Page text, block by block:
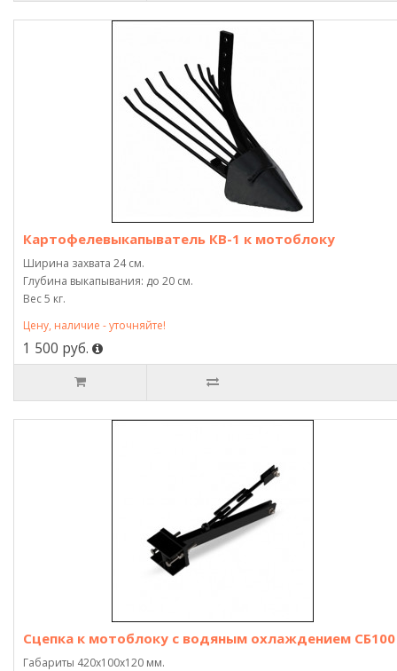
Картофелевыкапыватель КВ-1 к мотоблоку
Ширина захвата 24 см.
Глубина выкапывания: до 20 см.
Вес 5 кг.
Цену, наличие - уточняйте!
1 500 руб.
Сцепка к мотоблоку с водяным охлаждением СБ100
Габариты 420х100х120 мм.